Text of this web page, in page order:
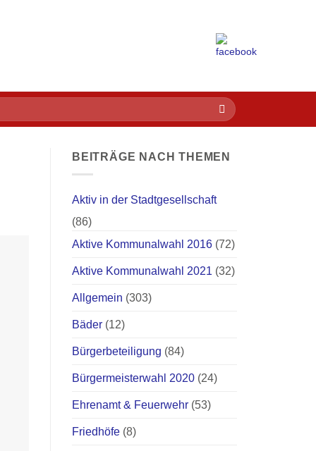
BEITRÄGE NACH THEMEN
Aktiv in der Stadtgesellschaft
(86)
Aktive Kommunalwahl 2016 (72)
Aktive Kommunalwahl 2021 (32)
Allgemein (303)
Bäder (12)
Bürgerbeteiligung (84)
Bürgermeisterwahl 2020 (24)
Ehrenamt & Feuerwehr (53)
Friedhöfe (8)